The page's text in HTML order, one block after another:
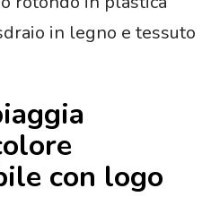
in legno e tessuto
con logo